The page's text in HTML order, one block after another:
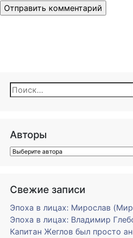
Найти:
Авторы
Свежие записи
Эпоха в лицах: Мирослав
Эпоха в лицах: Владимир
Капитан Жеглов был просто